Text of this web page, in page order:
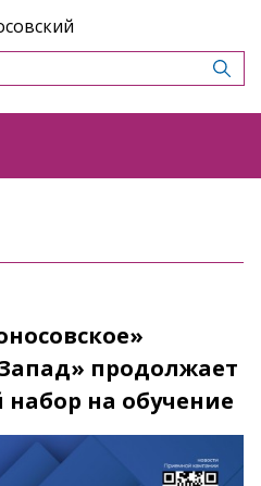
продолжает
на обучение